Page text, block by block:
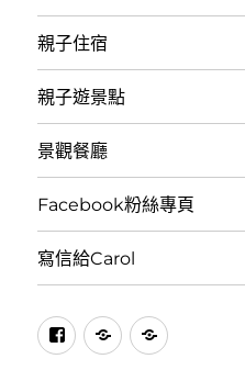
親子住宿
親子遊景點
景觀餐廳
Facebook粉絲專頁
寫信給Carol
facebook
訂
Email